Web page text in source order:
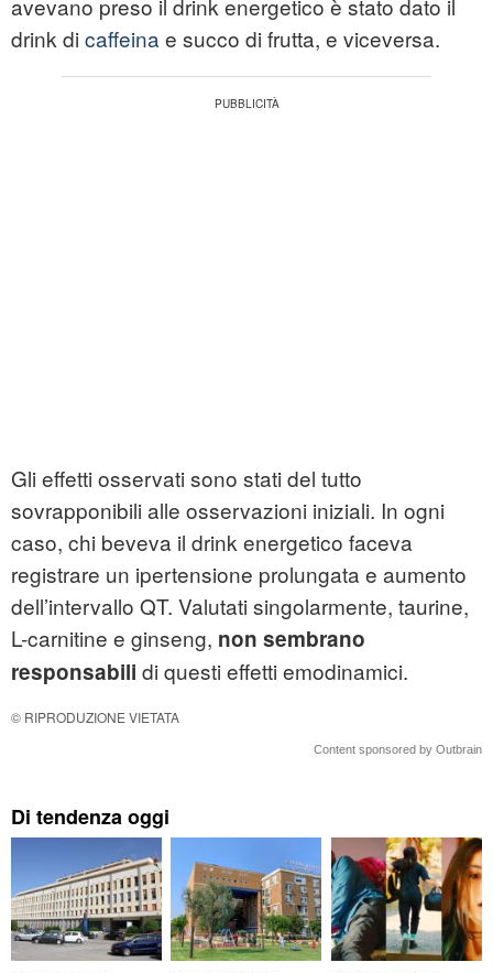
avevano preso il drink energetico è stato dato il
drink di caffeina e succo di frutta, e viceversa.
Gli effetti osservati sono stati del tutto
sovrapponibili alle osservazioni iniziali. In ogni
caso, chi beveva il drink energetico faceva
registrare un ipertensione prolungata e aumento
dell’intervallo QT. Valutati singolarmente, taurine,
L-carnitine e ginseng, non sembrano
responsabili di questi effetti emodinamici.
© RIPRODUZIONE VIETATA
Content sponsored by Outbrain
Di tendenza oggi